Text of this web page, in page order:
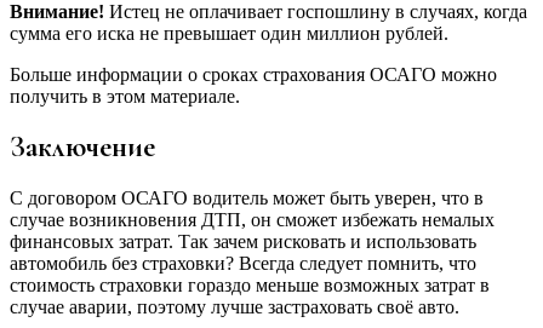
Внимание! Истец не оплачивает госпошлину в случаях, когда
сумма его иска не превышает один миллион рублей.
Больше информации о сроках страхования ОСАГО можно
получить в этом материале.
Заключение
С договором ОСАГО водитель может быть уверен, что в
случае возникновения ДТП, он сможет избежать немалых
финансовых затрат. Так зачем рисковать и использовать
автомобиль без страховки? Всегда следует помнить, что
стоимость страховки гораздо меньше возможных затрат в
случае аварии, поэтому лучше застраховать своё авто.